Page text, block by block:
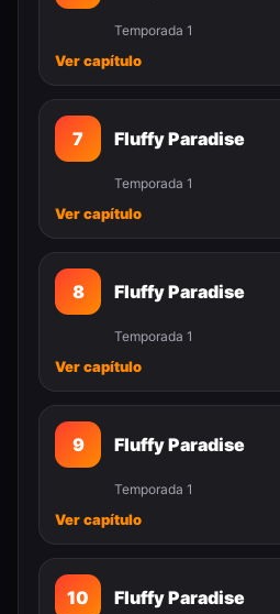
Temporada 1
Ver capítulo
7 Fluffy Paradise
Temporada 1
Ver capítulo
8 Fluffy Paradise
Temporada 1
Ver capítulo
9 Fluffy Paradise
Temporada 1
Ver capítulo
10 Fluffy Paradise